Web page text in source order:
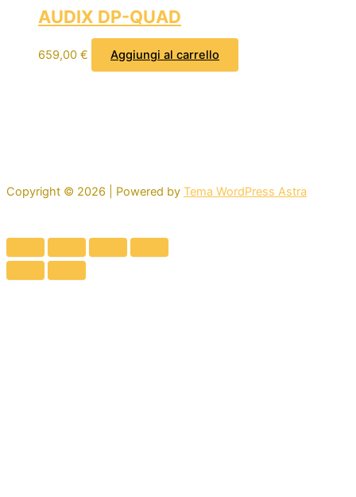
AUDIX DP-QUAD
659,00 € Aggiungi al carrello
Copyright © 2026 | Powered by Tema WordPress Astra